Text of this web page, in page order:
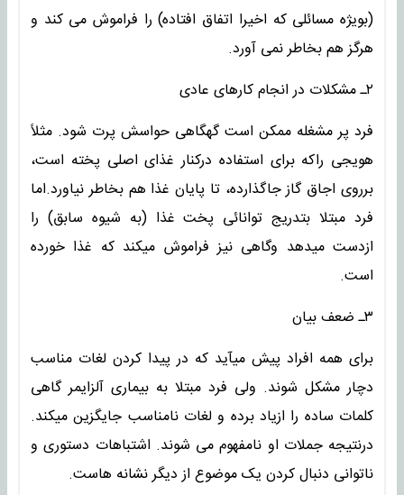
(بویژه مسائلی که اخیرا اتفاق افتاده) را فراموش می کند و
هرگز هم بخاطر نمی آورد.
۲ـ مشکلات در انجام کارهای عادی
فرد پر مشغله ممکن است گهگاهی حواسش پرت شود. مثلاً
هویجی راکه برای استفاده درکنار غذای اصلی پخته است،
برروی اجاق گاز جاگذارده، تا پایان غذا هم بخاطر نیاورد.اما
فرد مبتلا بتدریج توانائی پخت غذا (به شیوه سابق) را
ازدست میدهد وگاهی نیز فراموش میکند که غذا خورده
است.
۳ـ ضعف بیان
برای همه افراد پیش میآید که در پیدا کردن لغات مناسب
دچار مشکل شوند. ولی فرد مبتلا به بیماری آلزایمر گاهی
کلمات ساده را ازیاد برده و لغات نامناسب جایگزین میکند.
درنتیجه جملات او نامفهوم می شوند. اشتباهات دستوری و
ناتوانی دنبال کردن یک موضوع از دیگر نشانه هاست.